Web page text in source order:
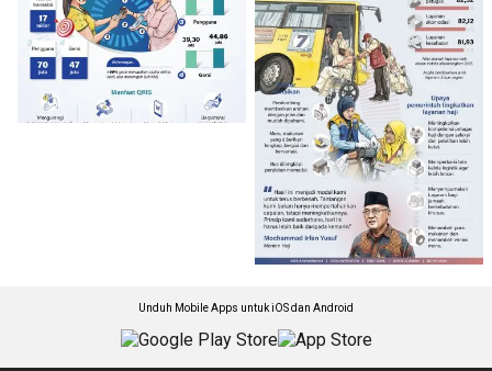
Unduh Mobile Apps untuk iOS dan Android